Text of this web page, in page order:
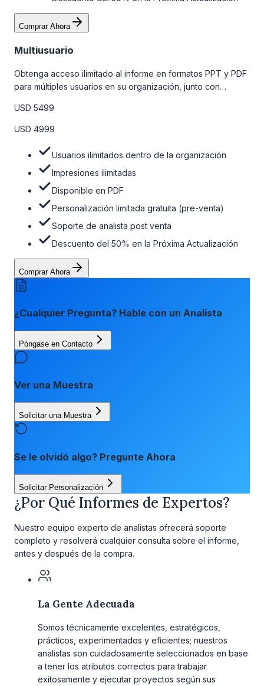
Comprar Ahora
Multiusuario
Obtenga acceso ilimitado al informe en formatos PPT y PDF
para múltiples usuarios en su organización, junto con
venta, el soporte post-venta de nuestros analistas y una
opción de actualización gratuita del informe dentro de 180
la tabla de precios a continuación.
USD 5499
USD 4999
Usuarios ilimitados dentro de la organización
Impresiones ilimitadas
Disponible en PDF
Personalización limitada gratuita (pre-venta)
Soporte de analista post venta
Descuento del 50% en la Próxima Actualización
Comprar Ahora
¿Cualquier Pregunta? Hable con un Analista
Póngase en Contacto
Ver una Muestra
Solicitar una Muestra
Se le olvidó algo? Pregunte Ahora
Solicitar Personalización
¿Por Qué Informes de Expertos?
Nuestro equipo experto de analistas ofrecerá soporte
completo y resolverá cualquier consulta sobre el informe,
antes y después de la compra.
La Gente Adecuada
Somos técnicamente excelentes, estratégicos,
prácticos, experimentados y eficientes; nuestros
analistas son cuidadosamente seleccionados en base
a tener los atributos correctos para trabajar
exitosamente y ejecutar proyectos según sus